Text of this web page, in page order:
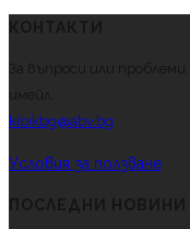
За въпроси или
имейл.
kibikbg@abv.bg
Условия за ползване